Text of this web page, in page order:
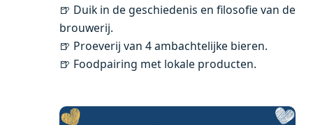
🍺 Duik in de geschiedenis en filosofie van de
brouwerij.
🍺 Proeverij van 4 ambachtelijke bieren.
🍺 Foodpairing met lokale producten.